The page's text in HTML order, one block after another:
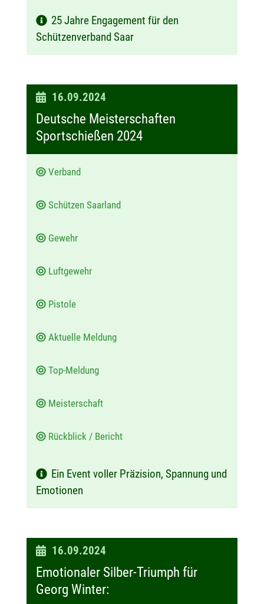
25 Jahre Engagement für den
Schützenverband Saar
D
a
:
16.09.2024
Deutsche Meisterschaften
Sportschießen 2024
Verband
Schützen Saarland
Gewehr
Luftgewehr
Pistole
Aktuelle Meldung
Top-Meldung
Meisterschaft
Rückblick / Bericht
Ein Event voller Präzision, Spannung und
Emotionen
D
a
16.09.2024
Emotionaler Silber-Triumph für
Georg Winter: